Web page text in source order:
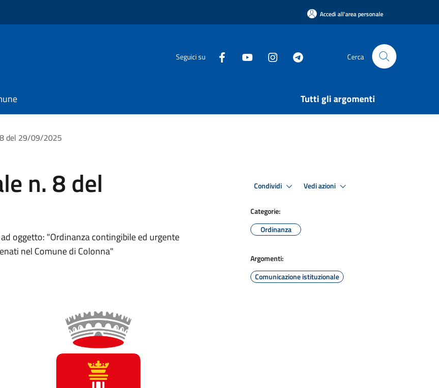
Accedi all'area personale
Seguici su Cerca
Tutti gli argomenti
del 29/09/2025
n. 8 del
oggetto: "Ordinanza contingibile ed urgente
nel Comune di Colonna"
Condividi Vedi azioni
Categorie:
Ordinanza
Argomenti:
Comunicazione istituzionale